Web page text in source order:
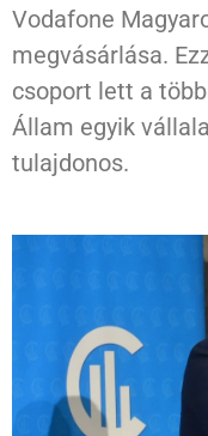
Vodafone
megvásárlása.
csoport lett a
Állam egyik
tulajdonos.